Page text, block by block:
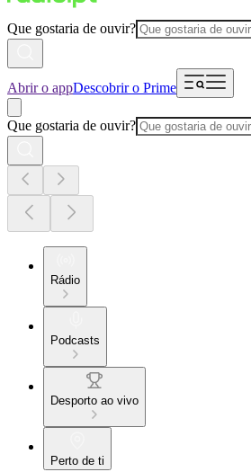
Que gostaria de ouvir?
Abrir o appDescobrir o Prime
Que gostaria de ouvir?
Rádio
Podcasts
Desporto ao vivo
Perto de ti